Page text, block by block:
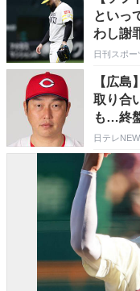
といっ
わし謝
日刊スポー
【広
取り合
も…終
日テレ